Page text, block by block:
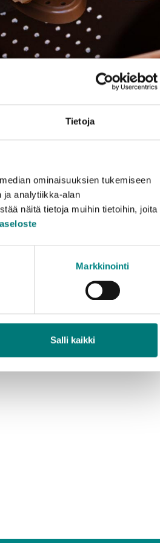
Tietoja
ominaisuuksien tukemiseen
ja analytiikka-alan
näitä tietoja muihin tietoihin, joita
Markkinointi
Salli kaikki
återvinning och
som knyter an till vår
för att utveckla
forsknings- och